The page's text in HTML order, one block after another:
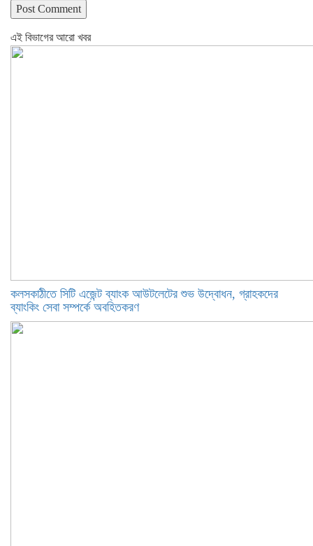
এই বিভাগের আরো খবর
কলসকাঠীতে সিটি এজেন্ট ব্যাংক আউটলেটের শুভ উদ্বোধন, গ্রাহকদের
ব্যাংকিং সেবা সম্পর্কে অবহিতকরণ